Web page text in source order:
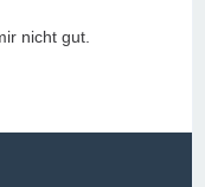
nicht gut.